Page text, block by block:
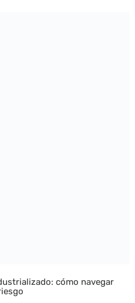
cómo navegar